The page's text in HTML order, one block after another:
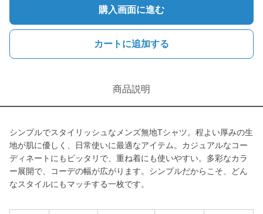
購入画面に進む
カートに追加する
商品説明
シンプルでスタイリッシュなメンズ無地Tシャツ。程よい厚みの生
地が肌に優しく、日常使いに最適なアイテム。カジュアルなコー
ディネートにもピッタリで、重ね着にも使いやすい。多彩なカラ
ー展開で、コーデの幅が広がります。シンプルだからこそ、どん
なスタイルにもマッチする一枚です。